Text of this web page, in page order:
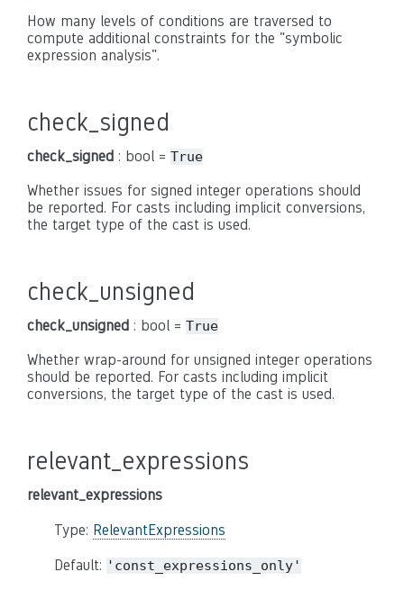
How many levels of conditions are traversed to
compute additional constraints for the "symbolic
expression analysis".
check_signed
check_signed : bool = True
Whether issues for signed integer operations should
be reported. For casts including implicit conversions,
the target type of the cast is used.
check_unsigned
check_unsigned : bool = True
Whether wrap-around for unsigned integer operations
should be reported. For casts including implicit
conversions, the target type of the cast is used.
relevant_expressions
relevant_expressions
Type: RelevantExpressions
Default: 'const_expressions_only'